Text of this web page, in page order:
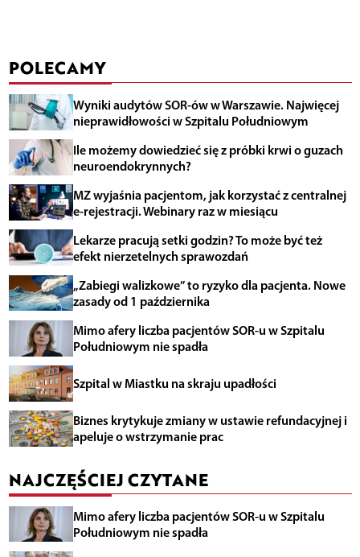
POLECAMY
Wyniki audytów SOR-ów w Warszawie. Najwięcej
nieprawidłowości w Szpitalu Południowym
Ile możemy dowiedzieć się z próbki krwi o guzach
neuroendokrynnych?
MZ wyjaśnia pacjentom, jak korzystać z centralnej
e-rejestracji. Webinary raz w miesiącu
Lekarze pracują setki godzin? To może być też
efekt nierzetelnych sprawozdań
„Zabiegi walizkowe” to ryzyko dla pacjenta. Nowe
zasady od 1 października
Mimo afery liczba pacjentów SOR-u w Szpitalu
Południowym nie spadła
Szpital w Miastku na skraju upadłości
Biznes krytykuje zmiany w ustawie refundacyjnej i
apeluje o wstrzymanie prac
NAJCZĘŚCIEJ CZYTANE
Mimo afery liczba pacjentów SOR-u w Szpitalu
Południowym nie spadła